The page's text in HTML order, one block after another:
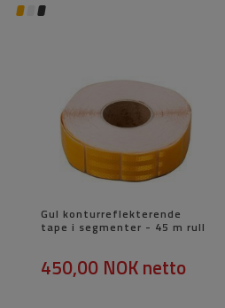
Gul konturreflekterende
tape i segmenter - 45 m rull
450,00 NOKnetto